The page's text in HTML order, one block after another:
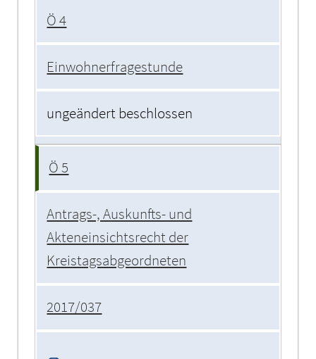
Ö 4
Einwohnerfragestunde
ungeändert beschlossen
Ö 5
Antrags-, Auskunfts- und
Akteneinsichtsrecht der
Kreistagsabgeordneten
2017/037